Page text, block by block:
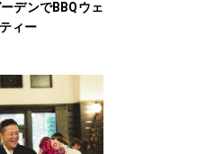
デンでBBQウェ
ィー